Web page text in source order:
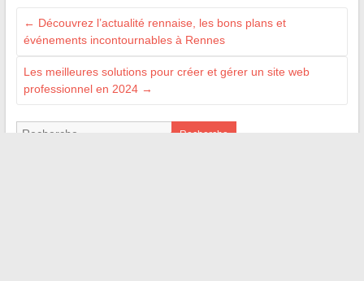
← Découvrez l’actualité rennaise, les bons plans et
événements incontournables à Rennes
Les meilleures solutions pour créer et gérer un site web
professionnel en 2024 →
Recherche